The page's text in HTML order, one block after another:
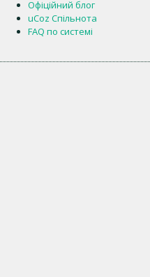
Офіційний блог
uCoz Спільнота
FAQ по системі